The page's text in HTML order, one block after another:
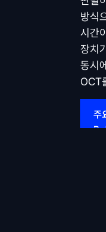
방식
시간
장치
동시
OCT
주